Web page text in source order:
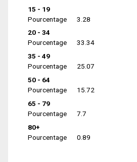
15 - 19
Pourcentage
3.28
20 - 34
Pourcentage
33.34
35 - 49
Pourcentage
25.07
50 - 64
Pourcentage
15.72
65 - 79
Pourcentage
7.7
80+
Pourcentage
0.89